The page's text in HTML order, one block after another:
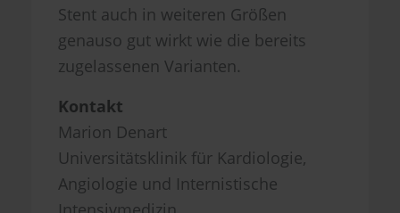
Stent auch in weiteren Größen
genauso gut wirkt wie die bereits
zugelassenen Varianten.
Kontakt
Marion Denart
Universitätsklinik für Kardiologie,
Angiologie und Internistische